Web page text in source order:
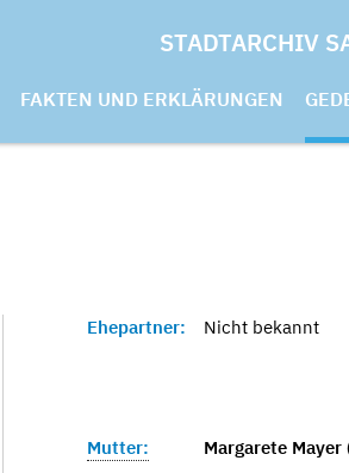
STADTARCHIV
FAKTEN UND ERKLÄRUNGEN
Ehepartner: Nicht bekannt
Mutter: Margarete Mayer